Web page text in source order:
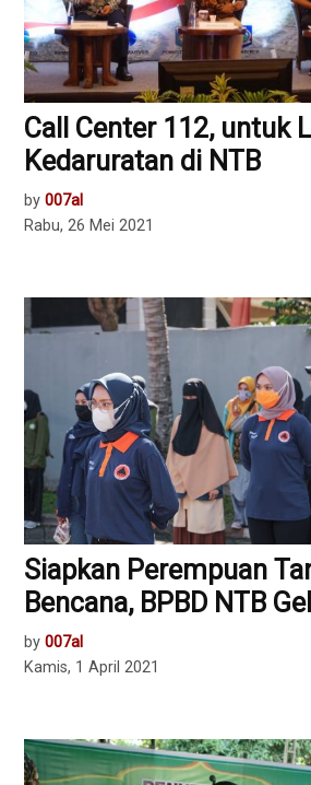
Call Center 112, untuk
Kedaruratan di NTB
by 007al
Rabu, 26 Mei 2021
Siapkan Perempuan
Bencana, BPBD NTB
by 007al
Kamis, 1 April 2021